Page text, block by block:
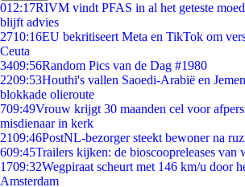
012:17RIVM vindt PFAS in al het geteste
blijft advies
2710:16EU bekritiseert Meta en TikTok om
Ceuta
3409:56Random Pics van de Dag #1980
2209:53Houthi's vallen Saoedi-Arabië en
blokkade olieroute
709:49Vrouw krijgt 30 maanden cel voor
misdienaar in kerk
2109:46PostNL-bezorger steekt bewoner na
609:45Trailers kijken: de bioscoopreleases van
1709:32Wegpiraat scheurt met 146 km/u door
Amsterdam